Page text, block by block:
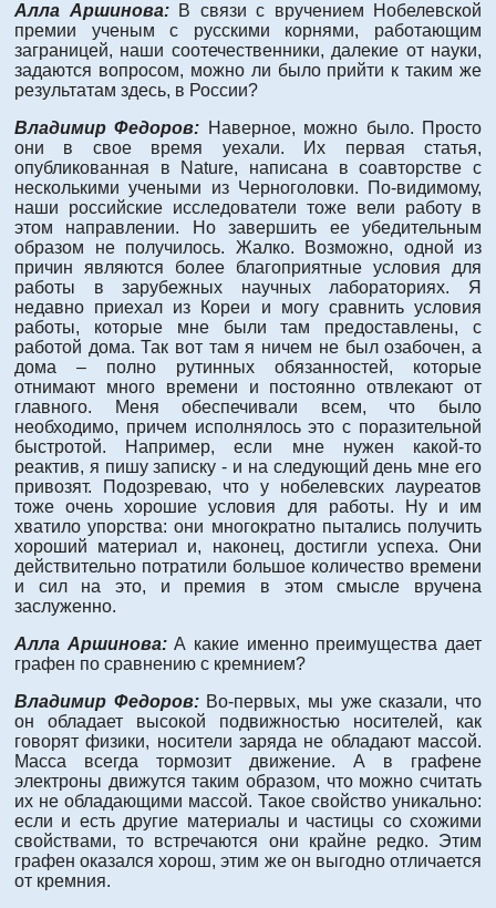
Алла Аршинова:В связи с вручением Нобелевской
премии ученым с русскими корнями, работающим
заграницей, наши соотечественники, далекие от науки,
задаются вопросом, можно ли было прийти к таким же
результатам здесь, в России?
Владимир Федоров: Наверное, можно было. Просто
они в свое время уехали. Их первая статья,
опубликованная в Nature, написана в соавторстве с
несколькими учеными из Черноголовки. По-видимому,
наши российские исследователи тоже вели работу в
этом направлении. Но завершить ее убедительным
образом не получилось. Жалко. Возможно, одной из
причин являются более благоприятные условия для
работы в зарубежных научных лабораториях. Я
недавно приехал из Кореи и могу сравнить условия
работы, которые мне были там предоставлены, с
работой дома. Так вот там я ничем не был озабочен, а
дома – полно рутинных обязанностей, которые
отнимают много времени и постоянно отвлекают от
главного. Меня обеспечивали всем, что было
необходимо, причем исполнялось это с поразительной
быстротой. Например, если мне нужен какой-то
реактив, я пишу записку - и на следующий день мне его
привозят. Подозреваю, что у нобелевских лауреатов
тоже очень хорошие условия для работы. Ну и им
хватило упорства: они многократно пытались получить
хороший материал и, наконец, достигли успеха. Они
действительно потратили большое количество времени
и сил на это, и премия в этом смысле вручена
заслуженно.
Алла Аршинова:А какие именно преимущества дает
графен по сравнению с кремнием?
Владимир Федоров:Во-первых, мы уже сказали, что
он обладает высокой подвижностью носителей, как
говорят физики, носители заряда не обладают массой.
Масса всегда тормозит движение. А в графене
электроны движутся таким образом, что можно считать
их не обладающими массой. Такое свойство уникально:
если и есть другие материалы и частицы со схожими
свойствами, то встречаются они крайне редко. Этим
графен оказался хорош, этим же он выгодно отличается
от кремния.